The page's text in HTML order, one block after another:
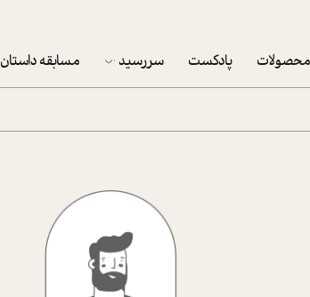
محصولات پادکست سررسید
پکيج نوروزي موفقيت
تقویم رومیزی
تقویم دیواری
مسابقه داستان